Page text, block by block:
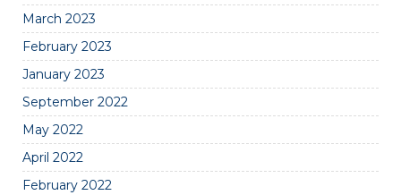
March 2023
February 2023
January 2023
September 2022
May 2022
April 2022
February 2022